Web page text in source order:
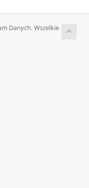
Danych. Wszelkie